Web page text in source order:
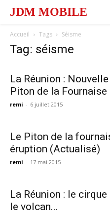
JDM MOBILE
Accueil Tags Séisme
Tag: séisme
La Réunion :
Piton de la Fournaise
remi - 6 juillet 2015
Le Piton de la
éruption (Actualisé)
remi - 17 mai 2015
La Réunion : le
le volcan...